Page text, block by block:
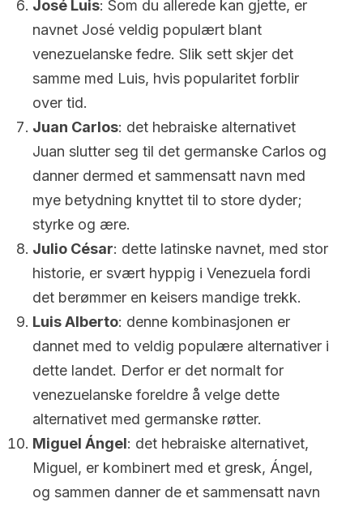
José Luis: Som du allerede kan gjette, er
navnet José veldig populært blant
venezuelanske fedre. Slik sett skjer det
samme med Luis, hvis popularitet forblir
over tid.
Juan Carlos: det hebraiske alternativet
Juan slutter seg til det germanske Carlos og
danner dermed et sammensatt navn med
mye betydning knyttet til to store dyder;
styrke og ære.
Julio César: dette latinske navnet, med stor
historie, er svært hyppig i Venezuela fordi
det berømmer en keisers mandige trekk.
Luis Alberto: denne kombinasjonen er
dannet med to veldig populære alternativer i
dette landet. Derfor er det normalt for
venezuelanske foreldre å velge dette
alternativet med germanske røtter.
Miguel Ángel: det hebraiske alternativet,
Miguel, er kombinert med et gresk, Ángel,
og sammen danner de et sammensatt navn